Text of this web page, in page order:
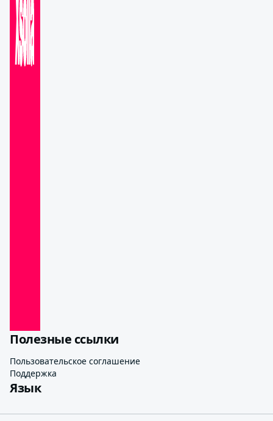
Полезные ссылки
Пользовательское соглашение
Поддержка
Язык